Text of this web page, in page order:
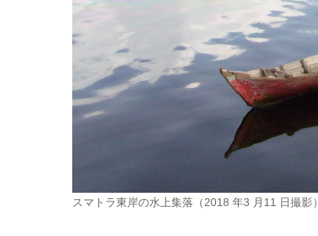
スマトラ東岸の水上集落（2018 年3 月11 日撮影）